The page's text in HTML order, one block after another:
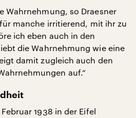
Wahrnehmung, so Draesner
manche irritierend, mit ihr zu
ich eben auch in den
die Wahrnehmung wie eine
damit zugleich auch den
auf.“
1938 in der Eifel